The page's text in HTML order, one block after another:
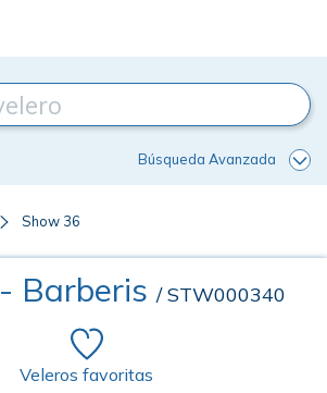
Búsqueda Avanzada
Show 36
- Barberis / STW000340
Veleros favoritas